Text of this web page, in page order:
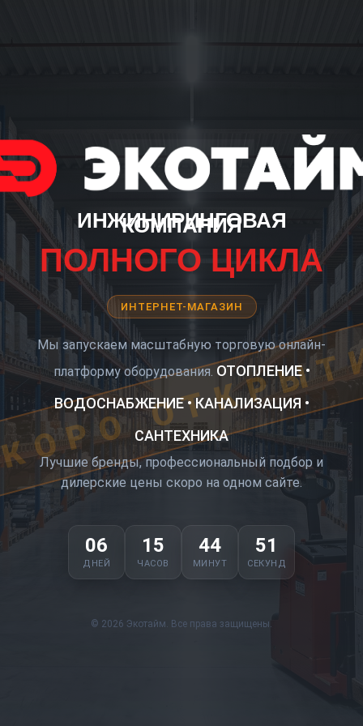
ИНЖИНИРИНГОВАЯ
КОМПАНИЯ
ПОЛНОГО ЦИКЛА
ИНТЕРНЕТ-МАГАЗИН
Мы запускаем масштабную торговую онлайн-
платформу оборудования. ОТОПЛЕНИЕ •
ВОДОСНАБЖЕНИЕ • КАНАЛИЗАЦИЯ •
САНТЕХНИКА
Лучшие бренды, профессиональный подбор и
дилерские цены скоро на одном сайте.
06
ДНЕЙ
15
ЧАСОВ
44
МИНУТ
51
СЕКУНД
© 2026 Экотайм. Все права защищены.